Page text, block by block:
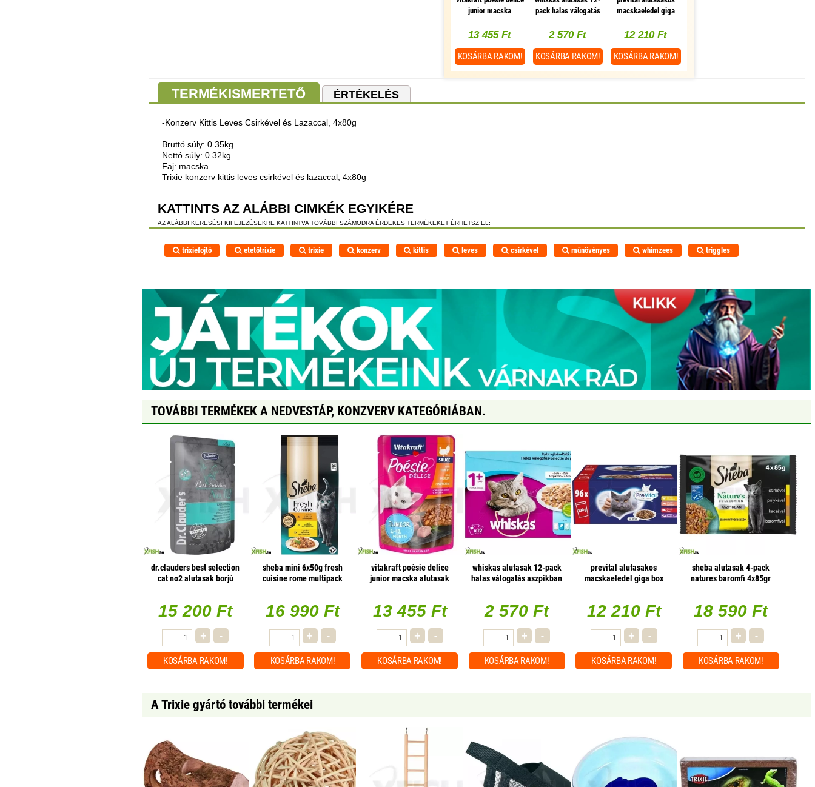
junior macska
1 db/csomag
13 455 Ft
KOSÁRBARAKOM!
pack halas válogatás
multipack
2 570 Ft
KOSÁRBA RAKOM!
macskaeledel giga
12 210 Ft
KOSÁRBARAKOM!
TERMÉKISMERTETŐ ÉRTÉKELÉS
-Konzerv Kittis Leves Csirkével és Lazaccal, 4x80g
Bruttó súly: 0.35kg
Nettó súly: 0.32kg
Faj: macska
Trixie konzerv kittis leves csirkével és lazaccal, 4x80g
KATTINTS AZ ALÁBBI CIMKÉK EGYIKÉRE
AZ ALÁBBI KERESÉSI KIFEJEZÉSEKRE KATTINTVA TOVÁBBI SZÁMODRA ÉRDEKES TERMÉKEKET ÉRHETSZ EL:
trixiefojtó etetőtrixie trixie konzerv kittis leves csirkével műnövényes whimzees triggles
TOVÁBBI TERMÉKEK A NEDVESTÁP, KONZVERV KATEGÓRIÁBAN.
dr.clauders best selection
cat no2 alutasak borjú
15 200 Ft
+ -
KOSÁRBA RAKOM!
sheba mini 6x50g fresh
cuisine rome multipack
16 990 Ft
+ -
KOSÁRBARAKOM!
vitakraft poésie delice
junior macska alutasak
13 455 Ft
+ -
KOSÁRBA RAKOM!
whiskas alutasak 12-pack
halas válogatás aszpikban
2 570 Ft
+ -
KOSÁRBARAKOM!
prevital alutasakos
macskaeledel giga box
12 210 Ft
+ -
KOSÁRBARAKOM!
sheba alutasak 4-pack
natures baromfi 4x85gr
18 590 Ft
+ -
KOSÁRBA RAKOM!
A Trixie gyártó további termékei